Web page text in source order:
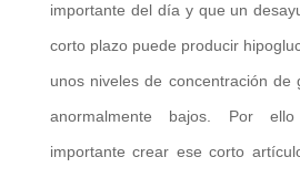
importante del día y que un
corto plazo puede producir
unos niveles de concentración de
anormalmente bajos. Por
importante crear ese corto